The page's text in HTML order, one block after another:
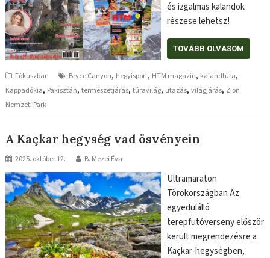
és izgalmas kalandok
részese lehetsz!
TOVÁBB OLVASOM
Fókuszban Bryce Canyon, hegyisport, HTM magazin, kalandtúra,
Kappadókia, Pakisztán,természetjárás,túravilág, utazás,világjárás, Zion
Nemzeti Park
A Kaçkar hegység vad ösvényein
2025. október 12. B. Mezei Éva
Ultramaraton
Törökországban Az
egyedülálló
terepfutóverseny először
került megrendezésre a
Kaçkar-hegységben,